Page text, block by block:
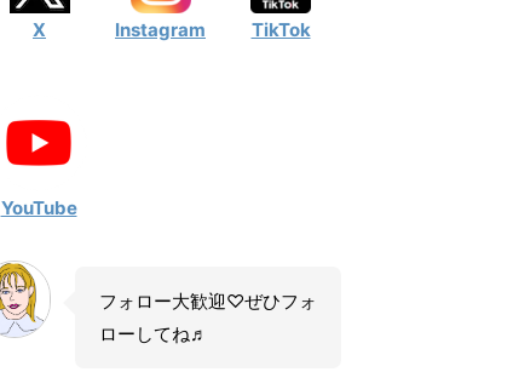
X Instagram TikTok
YouTube
フォロー大歓迎♡ぜひフォ
ローしてね♬